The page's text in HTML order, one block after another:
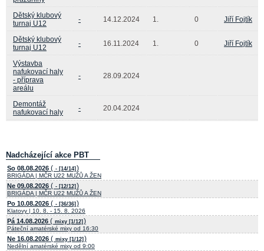
Dětský klubový
turnaj U12
- 14.12.2024 1. 0 Jiří Fojtík
Dětský klubový
turnaj U12
- 16.11.2024 1. 0 Jiří Fojtík
Výstavba
nafukovací haly
- příprava
areálu
- 28.09.2024
Demontáž
nafukovací haly
- 20.04.2024
Nadcházející akce PBT
So 08.08.2026 ( - [14/14] )
BRIGÁDA | MČR U22 MUŽŮ A ŽEN
Ne 09.08.2026 ( - [12/12] )
BRIGÁDA | MČR U22 MUŽŮ A ŽEN
Po 10.08.2026 ( - [36/36] )
Klatovy | 10. 8. - 15. 8. 2026
Pá 14.08.2026 ( mixy [1/12] )
Páteční amatérské mixy od 16:30
Ne 16.08.2026 ( mixy [1/12] )
Nedělní amatérské mixy od 9:00